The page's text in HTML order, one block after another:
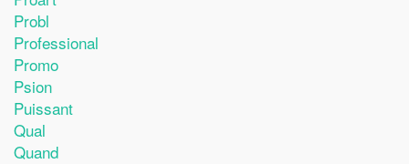
Probl
Professional
Promo
Psion
Puissant
Qual
Quand